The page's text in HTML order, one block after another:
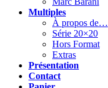
Multiples
À propos de…
Série 20×20
Hors Format
Extras
Présentation
Contact